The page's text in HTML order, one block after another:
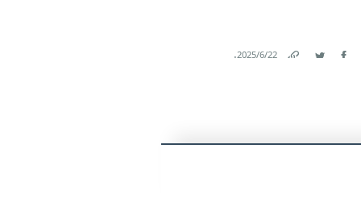
22‏/6‏/2025
.